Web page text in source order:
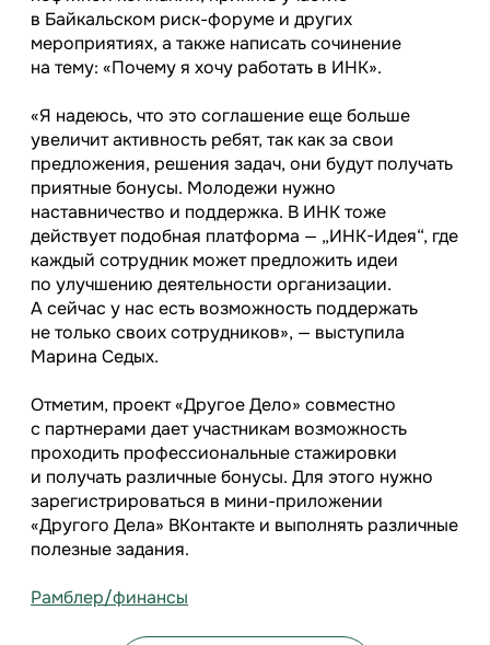
в Байкальском риск-форуме и других
мероприятиях, а также написать сочинение
на тему: «Почему я хочу работать в ИНК».
«Я надеюсь, что это соглашение еще больше
увеличит активность ребят, так как за свои
предложения, решения задач, они будут получать
приятные бонусы. Молодежи нужно
наставничество и поддержка. В ИНК тоже
действует подобная платформа — „ИНК-Идея“, где
каждый сотрудник может предложить идеи
по улучшению деятельности организации.
А сейчас у нас есть возможность поддержать
не только своих сотрудников», — выступила
Марина Седых.
Отметим, проект «Другое Дело» совместно
с партнерами дает участникам возможность
проходить профессиональные стажировки
и получать различные бонусы. Для этого нужно
зарегистрироваться в мини-приложении
«Другого Дела» ВКонтакте и выполнять различные
полезные задания.
Рамблер/финансы